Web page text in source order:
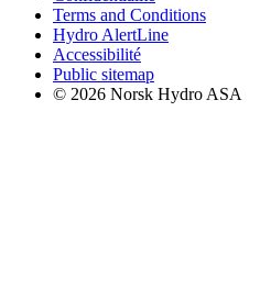
Terms and Conditions
Hydro AlertLine
Accessibilité
Public sitemap
© 2026 Norsk Hydro ASA